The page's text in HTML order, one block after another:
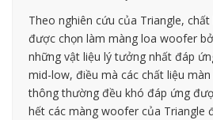
Theo nghiên cứu của Triangle,
được chọn làm màng loa woofer
những vật liệu lý tưởng nhất đáp
mid-low, điều mà các chất liệu
thông thường đều khó đáp ứng
hết các màng woofer của Triangle